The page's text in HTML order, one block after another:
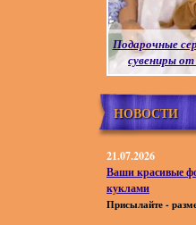
Подарочные
сувениры
НОВОСТИ
21.07.2026
Ваши красивые
куклами
Присылайте -